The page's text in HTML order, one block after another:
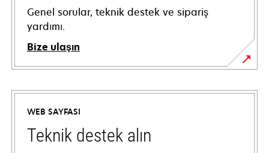
Genel sorular, teknik destek ve sipariş
yardımı.
Bize ulaşın
WEB SAYFASI
Teknik destek alın